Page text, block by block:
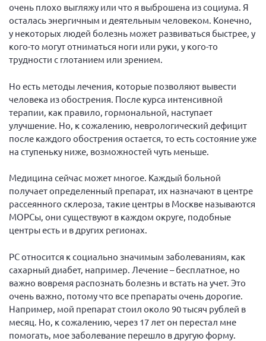
очень плохо выгляжу или что я выброшена из социума. Я
осталась энергичным и деятельным человеком. Конечно,
у некоторых людей болезнь может развиваться быстрее, у
кого-то могут отниматься ноги или руки, у кого-то
трудности с глотанием или зрением.
Но есть методы лечения, которые позволяют вывести
человека из обострения. После курса интенсивной
терапии, как правило, гормональной, наступает
улучшение. Но, к сожалению, неврологический дефицит
после каждого обострения остается, то есть состояние уже
на ступеньку ниже, возможностей чуть меньше.
Медицина сейчас может многое. Каждый больной
получает определенный препарат, их назначают в центре
рассеянного склероза, такие центры в Москве называются
МОРСы, они существуют в каждом округе, подобные
центры есть и в других регионах.
РС относится к социально значимым заболеваниям, как
сахарный диабет, например. Лечение – бесплатное, но
важно вовремя распознать болезнь и встать на учет. Это
очень важно, потому что все препараты очень дорогие.
Например, мой препарат стоил около 90 тысяч рублей в
месяц. Но, к сожалению, через 17 лет он перестал мне
помогать, мое заболевание перешло в другую форму.